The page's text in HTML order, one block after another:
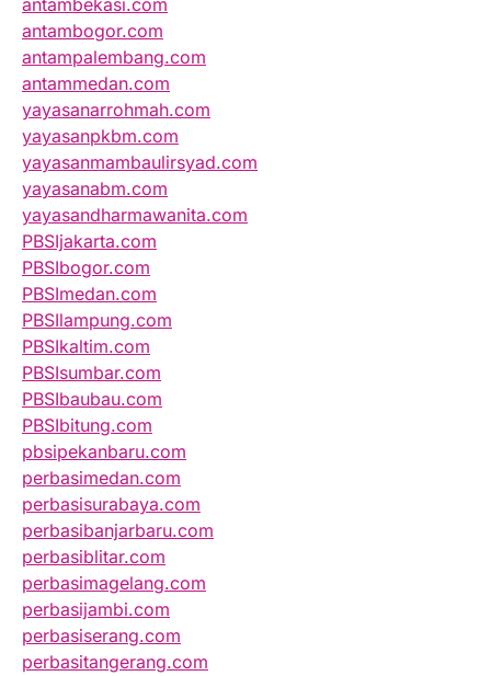
antambekasi.com
antambogor.com
antampalembang.com
antammedan.com
yayasanarrohmah.com
yayasanpkbm.com
yayasanmambaulirsyad.com
yayasanabm.com
yayasandharmawanita.com
PBSIjakarta.com
PBSIbogor.com
PBSImedan.com
PBSIlampung.com
PBSIkaltim.com
PBSIsumbar.com
PBSIbaubau.com
PBSIbitung.com
pbsipekanbaru.com
perbasimedan.com
perbasisurabaya.com
perbasibanjarbaru.com
perbasiblitar.com
perbasimagelang.com
perbasijambi.com
perbasiserang.com
perbasitangerang.com